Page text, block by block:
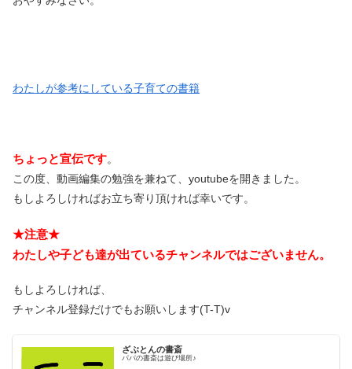
わたしが参考にしている子育ての書籍
ちょっと宣伝です。
この度、動画編集の勉強を兼ねて、youtubeを開きました。
もしよろしければお立ち寄り頂ければ幸いです。
★注意★
わたしや子ども達が出ているチャンネルではございません。
もしよろしければ、
チャンネル登録だけでもお願いします(T-T)v
ざぶとんの書斎
パパの書斎は遊び場所♪